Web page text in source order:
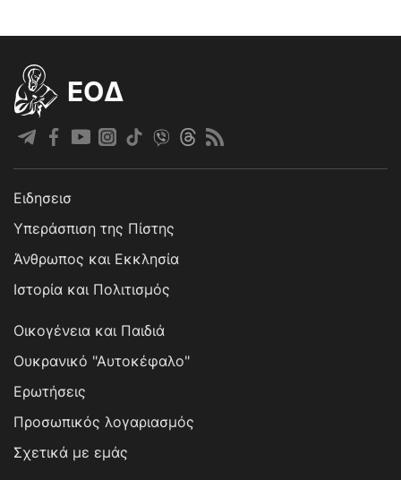
EOΔ
Ειδησεισ
Υπεράσπιση της Πίστης
Άνθρωπος και Εκκλησία
Ιστορία και Πολιτισμός
Οικογένεια και Παιδιά
Ουκρανικό "Αυτοκέφαλο"
Ερωτήσεις
Προσωπικός λογαριασμός
Σχετικά με εμάς